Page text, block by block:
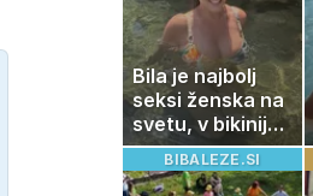
Bila je najbolj
seksi ženska na
svetu, v bikiniju
znova navdušila
BIBALEZE.SI